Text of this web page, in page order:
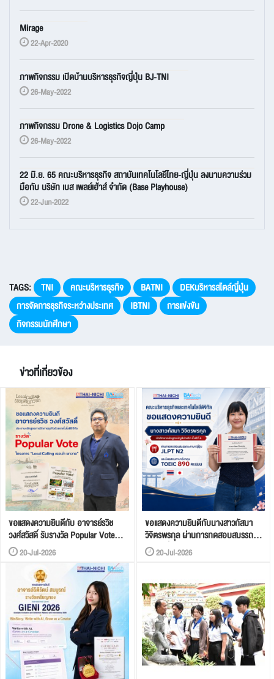
Mirage
22-Apr-2020
ภาพกิจกรรม เปิดบ้านบริหารธุรกิจญี่ปุ่น BJ-TNI
26-May-2022
ภาพกิจกรรม Drone & Logistics Dojo Camp
26-May-2022
22 มิ.ย. 65 คณะบริหารธุรกิจ สถาบันเทคโนโลยีไทย-ญี่ปุ่น ลงนามความร่วม
มือกับ บริษัท เบส เพลย์เฮ้าส์ จำกัด (Base Playhouse)
22-Jun-2022
TAGS: TNI คณะบริหารธุรกิจ BATNI
DEKบริหารสไตล์ญี่ปุ่น
การจัดการธุรกิจระหว่างประเทศ
IBTNI
การแข่งขัน
กิจกรรมนักศึกษา
ข่าวที่เกี่ยวข้อง
ขอแสดงความยินดีกับ อาจารย์รวิช
วงศ์สวัสดิ์ รับรางวัล Popular Vote
จากโครงการ “Local Calling เธอเล่า
เขาวาด”
20-Jul-2026
ขอแสดงความยินดีกับนางสาวกัสมา
วิจิตรพรกุล ผ่านการทดสอบสมรรถนะ
ภาษาญี่ปุ่น JLPT N2 และผลสอบ
ภาษาอังกฤษ Toeic 890
20-Jul-2026